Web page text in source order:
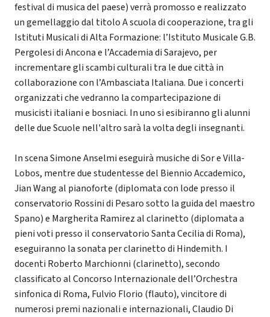
festival di musica del paese) verrà promosso e realizzato
un gemellaggio dal titolo A scuola di cooperazione, tra gli
Istituti Musicali di Alta Formazione: l’Istituto Musicale G.B.
Pergolesi di Ancona e l’Accademia di Sarajevo, per
incrementare gli scambi culturali tra le due città in
collaborazione con l’Ambasciata Italiana. Due i concerti
organizzati che vedranno la compartecipazione di
musicisti italiani e bosniaci. In uno si esibiranno gli alunni
delle due Scuole nell'altro sarà la volta degli insegnanti.
In scena Simone Anselmi eseguirà musiche di Sor e Villa-
Lobos, mentre due studentesse del Biennio Accademico,
Jian Wang al pianoforte (diplomata con lode presso il
conservatorio Rossini di Pesaro sotto la guida del maestro
Spano) e Margherita Ramirez al clarinetto (diplomata a
pieni voti presso il conservatorio Santa Cecilia di Roma),
eseguiranno la sonata per clarinetto di Hindemith. I
docenti Roberto Marchionni (clarinetto), secondo
classificato al Concorso Internazionale dell’Orchestra
sinfonica di Roma, Fulvio Florio (flauto), vincitore di
numerosi premi nazionali e internazionali, Claudio Di